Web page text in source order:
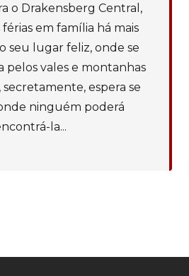
o Drakensberg Central,
férias em família há mais
seu lugar feliz, onde se
pelos vales e montanhas
espera se
ninguém poderá
la...